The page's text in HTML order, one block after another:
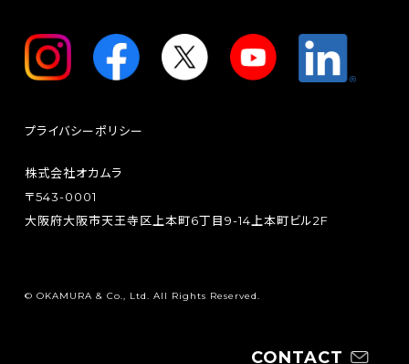
CONTACT
プライバシーポリシー
株式会社オカムラ
〒543-0001
大阪府大阪市天王寺区上本町6丁目9-14上本町ビル2F
© OKAMURA & Co., Ltd. All Rights Reserved.